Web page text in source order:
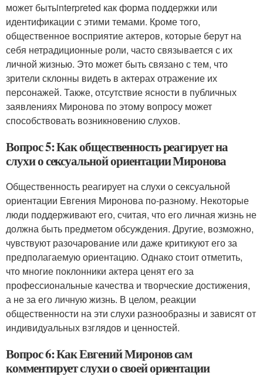
может бытьinterpreted как форма поддержки или
идентификации с этими темами. Кроме того,
общественное восприятие актеров, которые берут на
себя нетрадиционные роли, часто связывается с их
личной жизнью. Это может быть связано с тем, что
зрители склонны видеть в актерах отражение их
персонажей. Также, отсутствие ясности в публичных
заявлениях Миронова по этому вопросу может
способствовать возникновению слухов.
Вопрос 5: Как общественность реагирует на
слухи о сексуальной ориентации Миронова
Общественность реагирует на слухи о сексуальной
ориентации Евгения Миронова по-разному. Некоторые
люди поддерживают его, считая, что его личная жизнь не
должна быть предметом обсуждения. Другие, возможно,
чувствуют разочарование или даже критикуют его за
предполагаемую ориентацию. Однако стоит отметить,
что многие поклонники актера ценят его за
профессиональные качества и творческие достижения,
а не за его личную жизнь. В целом, реакции
общественности на эти слухи разнообразны и зависят от
индивидуальных взглядов и ценностей.
Вопрос 6: Как Евгений Миронов сам
комментирует слухи о своей ориентации